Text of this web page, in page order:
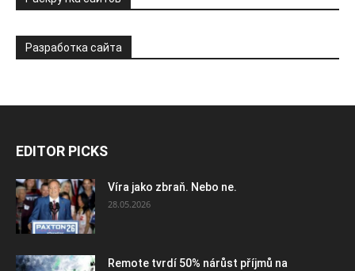
Разработка сайта
EDITOR PICKS
Víra jako zbraň. Nebo ne.
28.05.2026
Remote tvrdí 50% nárůst příjmů na